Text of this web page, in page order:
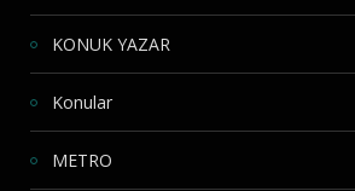
KONUK YAZAR
Konular
METRO